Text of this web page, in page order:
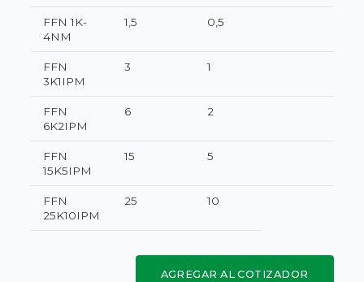
FFN 1K-
4NM
1,5 0,5
FFN
3K1IPM
3 1
FFN
6K2IPM
6 2
FFN
15K5IPM
15 5
FFN
25K10IPM
25 10
AGREGAR AL COTIZADOR